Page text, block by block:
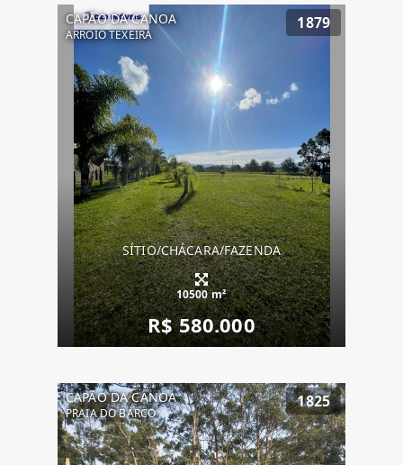
CAPÃO DA CANOA
ARROIO TEXEIRA
1879
SÍTIO/CHÁCARA/FAZENDA
10500 m²
R$ 580.000
CAPÃO DA CANOA
PRAIA DO BARCO
1825